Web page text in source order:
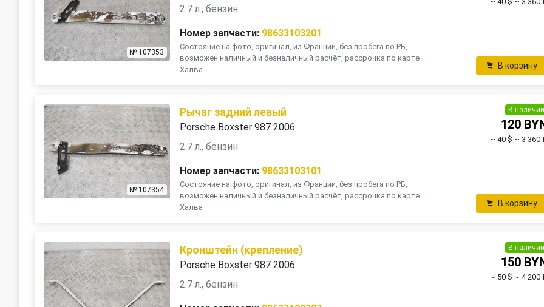
№ 107353
2.7 л., бензин
Номер запчасти: 98633103201
Состояние на фото, оригинал, из Франции, без пробега по РБ,
возможен наличный и безналичный расчёт, рассрочка по карте
Халва
В корзину
№ 107354
Рычаг задний левый
Porsche Boxster 987 2006
2.7 л., бензин
Номер запчасти: 98633103101
Состояние на фото, оригинал, из Франции, без пробега по РБ,
возможен наличный и безналичный расчёт, рассрочка по карте
Халва
В наличии
120
~ 40 $ ~ 3 360
В корзину
Кронштейн (крепление)
Porsche Boxster 987 2006
2.7 л., бензин
В наличии
150
~ 50 $ ~ 4 200